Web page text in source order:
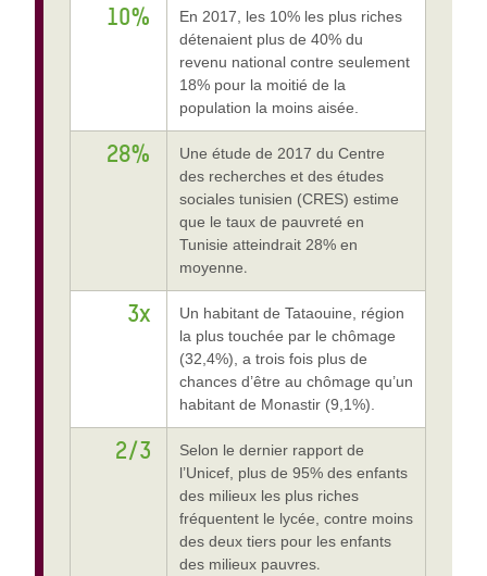
10%
En 2017, les 10% les plus riches
détenaient plus de 40% du
revenu national contre seulement
18% pour la moitié de la
population la moins aisée.
28%
Une étude de 2017 du Centre
des recherches et des études
sociales tunisien (CRES) estime
que le taux de pauvreté en
Tunisie atteindrait 28% en
moyenne.
3x
Un habitant de Tataouine, région
la plus touchée par le chômage
(32,4%), a trois fois plus de
chances d’être au chômage qu’un
habitant de Monastir (9,1%).
2/3
Selon le dernier rapport de
l’Unicef, plus de 95% des enfants
des milieux les plus riches
fréquentent le lycée, contre moins
des deux tiers pour les enfants
des milieux pauvres.